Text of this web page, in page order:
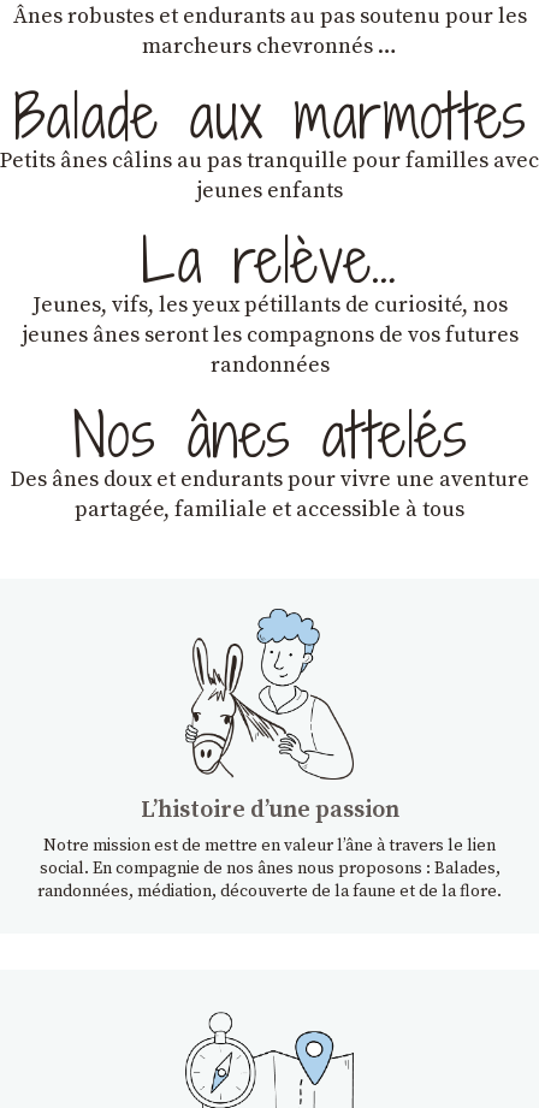
Ânes robustes et endurants au pas soutenu pour les
marcheurs chevronnés …
Balade aux marmottes
Petits ânes câlins au pas tranquille pour familles avec
jeunes enfants
La relève…
Jeunes, vifs, les yeux pétillants de curiosité, nos
jeunes ânes seront les compagnons de vos futures
randonnées
Nos ânes attelés
Des ânes doux et endurantspour vivre une aventure
partagée, familiale et accessible à tous
Lʼhistoire dʼune passion
Notre mission est de mettre en valeur l’âne à travers le lien
social. En compagnie de nos ânes nous proposons : Balades,
randonnées, médiation, découverte de la faune et de la flore.